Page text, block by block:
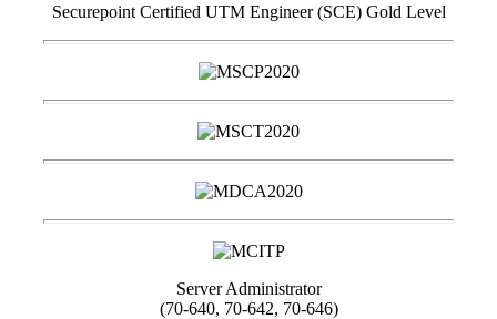
Securepoint Certified UTM Engineer (SCE) Gold Level
Server Administrator
(70-640, 70-642, 70-646)